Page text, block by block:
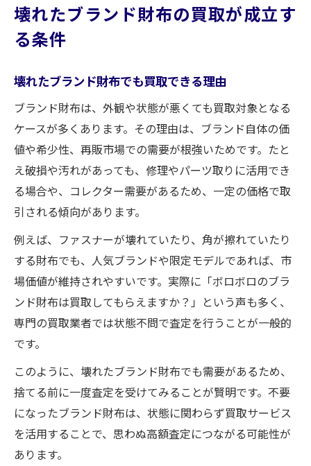
壊れたブランド財布の買取が成立す
る条件
壊れたブランド財布でも買取できる理由
ブランド財布は、外観や状態が悪くても買取対象となる
ケースが多くあります。その理由は、ブランド自体の価
値や希少性、再販市場での需要が根強いためです。たと
え破損や汚れがあっても、修理やパーツ取りに活用でき
る場合や、コレクター需要があるため、一定の価格で取
引される傾向があります。
例えば、ファスナーが壊れていたり、角が擦れていたり
する財布でも、人気ブランドや限定モデルであれば、市
場価値が維持されやすいです。実際に「ボロボロのブラ
ンド財布は買取してもらえますか？」という声も多く、
専門の買取業者では状態不問で査定を行うことが一般的
です。
このように、壊れたブランド財布でも需要があるため、
捨てる前に一度査定を受けてみることが賢明です。不要
になったブランド財布は、状態に関わらず買取サービス
を活用することで、思わぬ高額査定につながる可能性が
あります。